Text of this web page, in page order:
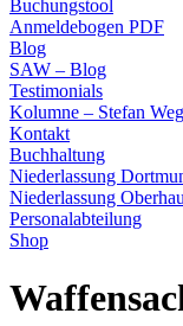
Buchungstool
Anmeldebogen PDF
Blog
SAW – Blog
Testimonials
Kolumne – Stefan
Kontakt
Buchhaltung
Niederlassung
Niederlassung
Personalabteilung
Shop